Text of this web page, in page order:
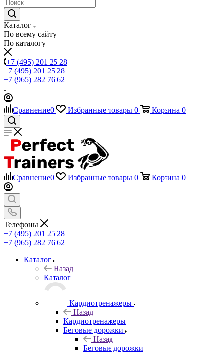
Каталог
По всему сайту
По каталогу
+7 (495) 201 25 28
+7 (495) 201 25 28
+7 (965) 282 76 62
Сравнение0 Избранные товары 0 Корзина 0
Сравнение0 Избранные товары 0 Корзина 0
Телефоны
+7 (495) 201 25 28
+7 (965) 282 76 62
Каталог
Назад
Каталог
Кардиотренажеры
Назад
Кардиотренажеры
Беговые дорожки
Назад
Беговые дорожки